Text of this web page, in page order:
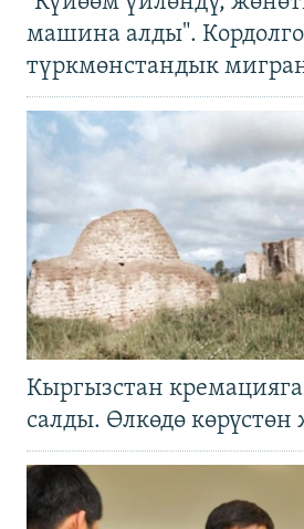
машина алды".
түркмөнстандык
Кыргызстан
салды. Өлкөдө